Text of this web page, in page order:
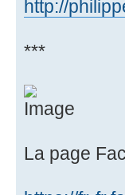
http://
***
La page